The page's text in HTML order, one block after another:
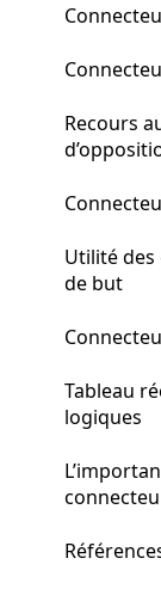
Recours
Utilité
de but
Tableau
logiques